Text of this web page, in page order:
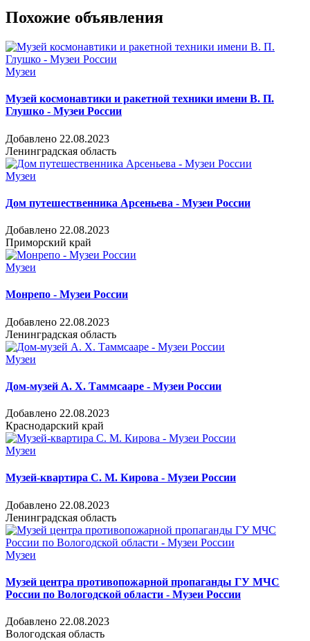
Похожие объявления
Музеи
Музей космонавтики и ракетной техники имени В. П.
Глушко - Музеи России
Добавлено 22.08.2023
Ленинградская область
Музеи
Дом путешественника Арсеньева - Музеи России
Добавлено 22.08.2023
Приморский край
Музеи
Монрепо - Музеи России
Добавлено 22.08.2023
Ленинградская область
Музеи
Дом-музей А. Х. Таммсааре - Музеи России
Добавлено 22.08.2023
Краснодарский край
Музеи
Музей-квартира С. М. Кирова - Музеи России
Добавлено 22.08.2023
Ленинградская область
Музеи
Музей центра противопожарной пропаганды ГУ МЧС
России по Вологодской области - Музеи России
Добавлено 22.08.2023
Вологодская область